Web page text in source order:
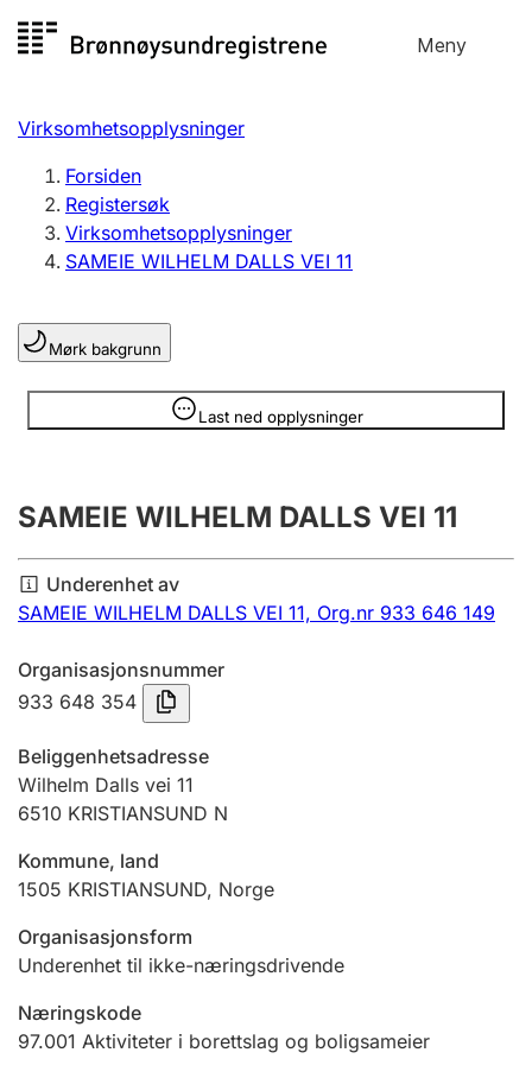
til
Meny
Registersøk
Aksjeselskap
Enkeltpersonforetak
Registrere, endre, slette
Lag og forening
Registrere, endre, slette
Årsregnskap
Innsending og forsinkelsesgebyr
Tinglysing
Jeger
Betaling og jegeravgiftskort
Ektepaktveileder
Virksomhetsopplysninger
Forsiden
Registersøk
Virksomhetsopplysninger
SAMEIE WILHELM DALLS VEI 11
Mørk bakgrunn
Last ned opplysninger
Opplysninger er skjult
SAMEIE WILHELM DALLS VEI 11
Underenhet av
SAMEIE WILHELM DALLS VEI 11, Org.nr 933 646 149
Organisasjonsnummer
933 648 354
Beliggenhetsadresse
Wilhelm Dalls vei 11
6510 KRISTIANSUND N
Kommune, land
1505 KRISTIANSUND, Norge
Organisasjonsform
Underenhet til ikke-næringsdrivende
Næringskode
97.001 Aktiviteter i borettslag og boligsameier